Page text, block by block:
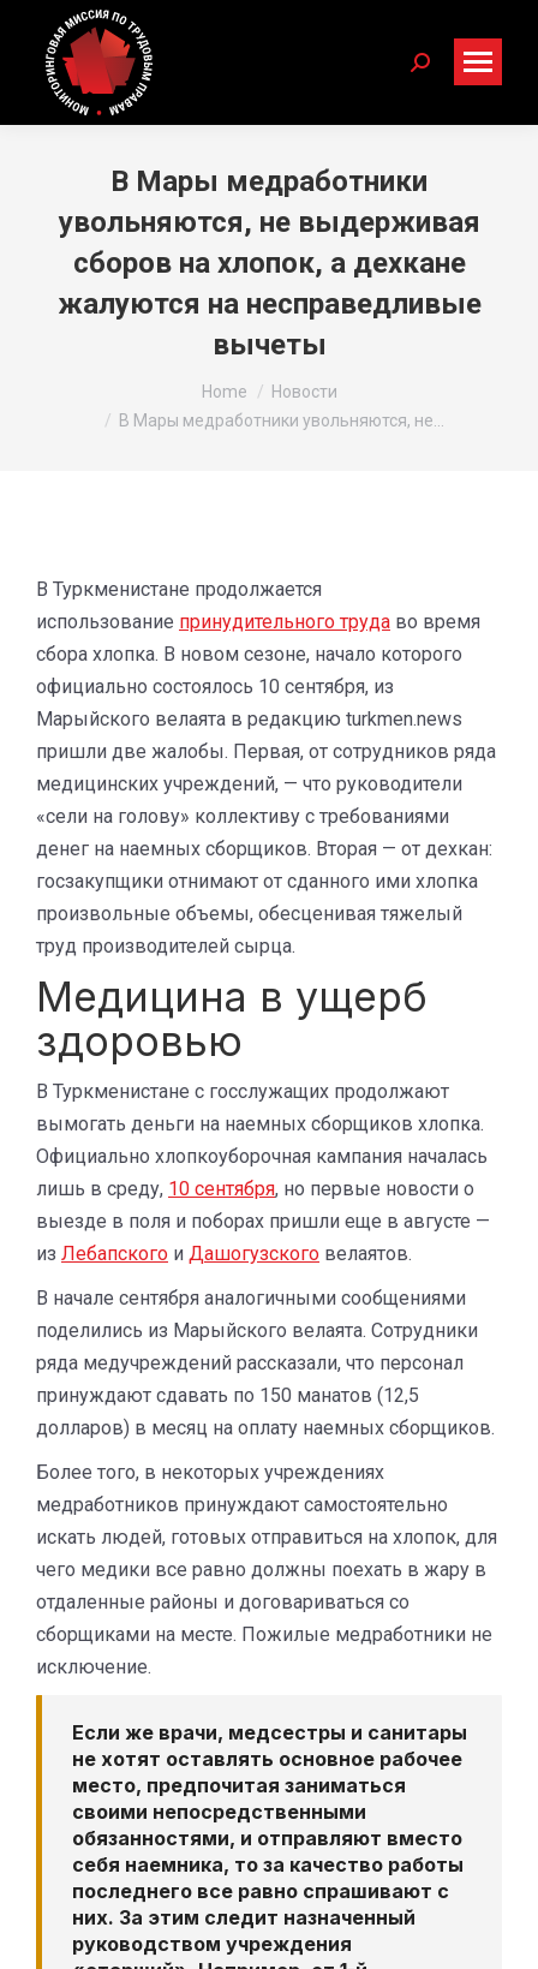
Search:
В Мары медработники
увольняются, не выдерживая
сборов на хлопок, а дехкане
жалуются на несправедливые
вычеты
Home
Новости
В Мары медработники увольняются, не…
В Туркменистане продолжается
использование принудительного труда во время
сбора хлопка. В новом сезоне, начало которого
официально состоялось 10 сентября, из
Марыйского велаята в редакцию turkmen.news
пришли две жалобы. Первая, от сотрудников ряда
медицинских учреждений, — что руководители
«сели на голову» коллективу с требованиями
денег на наемных сборщиков. Вторая — от дехкан:
госзакупщики отнимают от сданного ими хлопка
произвольные объемы, обесценивая тяжелый
труд производителей сырца.
Медицина в ущерб
здоровью
В Туркменистане с госслужащих продолжают
вымогать деньги на наемных сборщиков хлопка.
Официально хлопкоуборочная кампания началась
лишь в среду, 10 сентября, но первые новости о
выезде в поля и поборах пришли еще в августе —
из Лебапского и Дашогузского велаятов.
В начале сентября аналогичными сообщениями
поделились из Марыйского велаята. Сотрудники
ряда медучреждений рассказали, что персонал
принуждают сдавать по 150 манатов (12,5
долларов) в месяц на оплату наемных сборщиков.
Более того, в некоторых учреждениях
медработников принуждают самостоятельно
искать людей, готовых отправиться на хлопок, для
чего медики все равно должны поехать в жару в
отдаленные районы и договариваться со
сборщиками на месте. Пожилые медработники не
исключение.
Если же врачи, медсестры и санитары
не хотят оставлять основное рабочее
место, предпочитая заниматься
своими непосредственными
обязанностями, и отправляют вместо
себя наемника, то за качество работы
последнего все равно спрашивают с
них. За этим следит назначенный
руководством учреждения